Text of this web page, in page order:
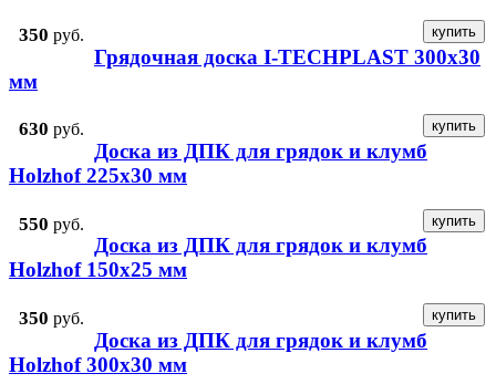
350 руб.
Грядочная доска I-TECHPLAST 300x30
мм
630 руб.
Доска из ДПК для грядок и клумб
Holzhof 225х30 мм
550 руб.
Доска из ДПК для грядок и клумб
Holzhof 150х25 мм
350 руб.
Доска из ДПК для грядок и клумб
Holzhof 300х30 мм